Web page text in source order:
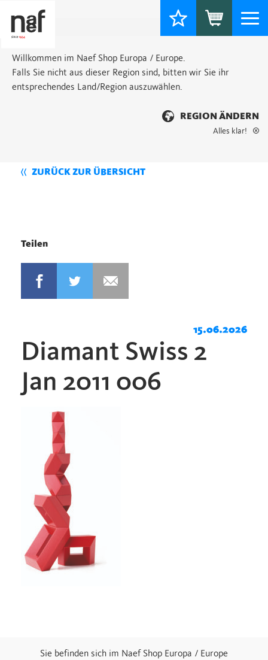
Willkommen im Naef Shop Europa / Europe.
Falls Sie nicht aus dieser Region sind, bitten wir Sie ihr
entsprechendes Land/Region auszuwählen.
REGION ÄNDERN
Alles klar!
ZURÜCK ZUR ÜBERSICHT
Teilen
15.06.2026
Diamant Swiss 2
Jan 2011 006
Sie befinden sich im Naef Shop Europa / Europe